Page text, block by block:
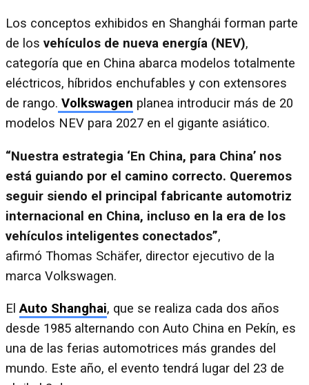
Los conceptos exhibidos en Shanghái forman parte
de los vehículos de nueva energía (NEV),
categoría que en China abarca modelos totalmente
eléctricos, híbridos enchufables y con extensores
de rango. Volkswagen planea introducir más de 20
modelos NEV para 2027 en el gigante asiático.
“Nuestra estrategia ‘En China, para China’ nos
está guiando por el camino correcto. Queremos
seguir siendo el principal fabricante automotriz
internacional en China, incluso en la era de los
vehículos inteligentes conectados”,
afirmó Thomas Schäfer, director ejecutivo de la
marca Volkswagen.
ElAuto Shanghai, que se realiza cada dos años
desde 1985 alternando con Auto China en Pekín, es
una de las ferias automotrices más grandes del
mundo. Este año, el evento tendrá lugar del 23 de